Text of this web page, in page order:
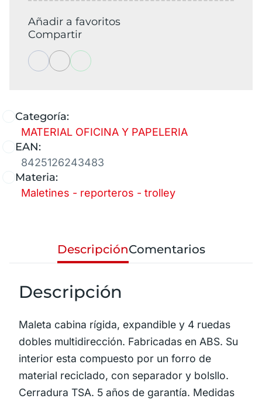
Categoría:
MATERIAL OFICINA Y PAPELERIA
EAN:
8425126243483
Materia:
Maletines - reporteros - trolley
Añadir a favoritos
Compartir
DescripciónComentarios
Descripción
Maleta cabina rígida, expandible y 4 ruedas
dobles multidirección. Fabricadas en ABS. Su
interior esta compuesto por un forro de
material reciclado, con separador y bolsllo.
Cerradura TSA. 5 años de garantía. Medidas